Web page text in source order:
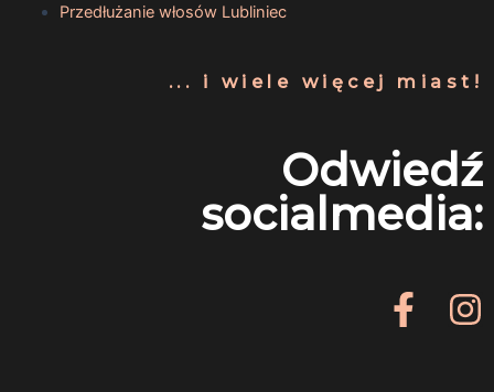
Przedłużanie włosów Lubliniec
... i wiele więcej miast!
Odwiedź
socialmedia:
a
n